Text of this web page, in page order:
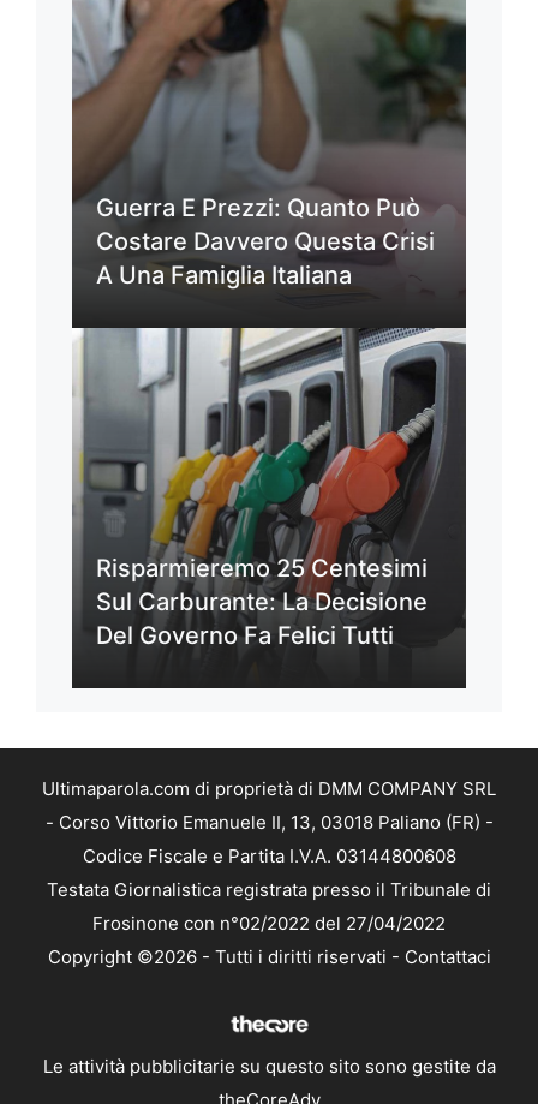
Guerra E Prezzi: Quanto Può
Costare Davvero Questa Crisi
A Una Famiglia Italiana
Risparmieremo 25 Centesimi
Sul Carburante: La Decisione
Del Governo Fa Felici Tutti
Ultimaparola.com di proprietà di DMM COMPANY SRL
- Corso Vittorio Emanuele II, 13, 03018 Paliano (FR) -
Codice Fiscale e Partita I.V.A. 03144800608
Testata Giornalistica registrata presso il Tribunale di
Frosinone con n°02/2022 del 27/04/2022
Copyright ©2026 - Tutti i diritti riservati - Contattaci
Le attività pubblicitarie su questo sito sono gestite da
theCoreAdv